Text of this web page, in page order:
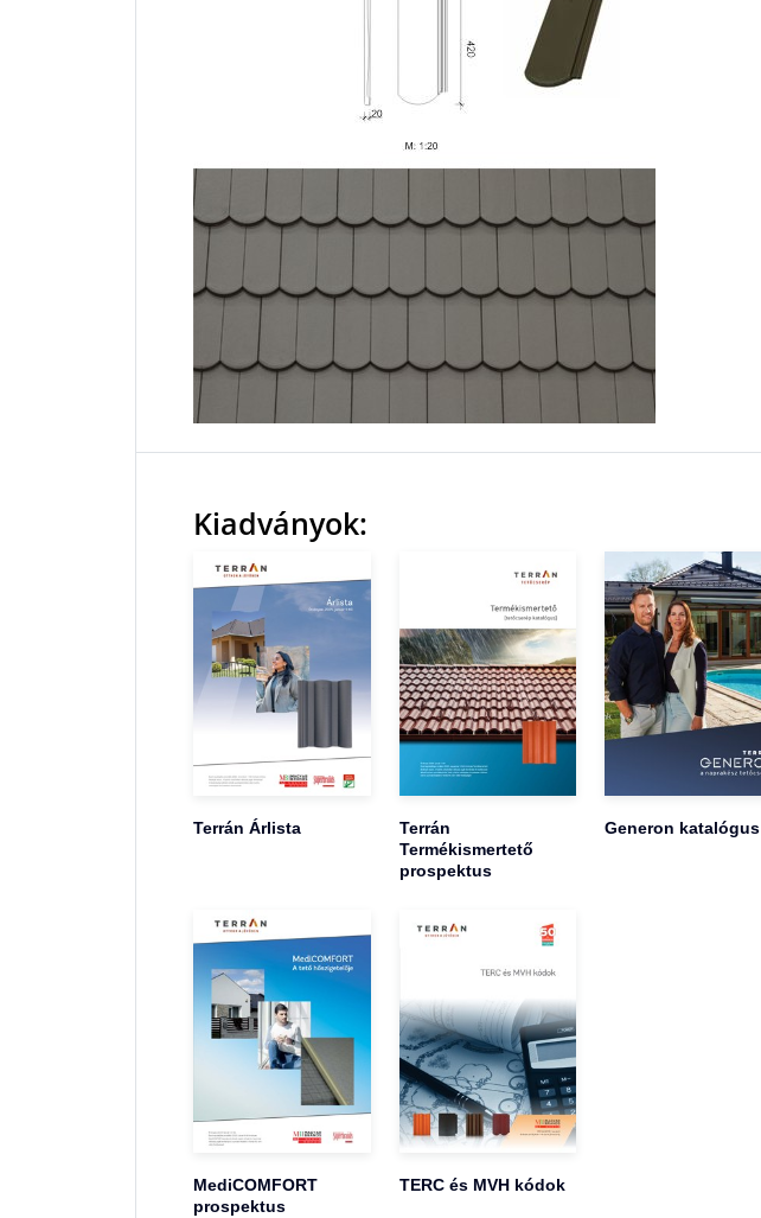
Kiadványok:
Terrán Árlista
Terrán
Termékismertető
prospektus
Generon katalógus
MediCOMFORT
prospektus
TERC és MVH kódok